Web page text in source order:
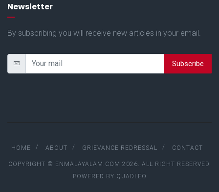
Newsletter
By subscribing you will receive new articles in your email.
Subscribe
HOME ABOUT GRIEVANCE REDRESSAL CONTACT
COPYRIGHT © ENMALAYALAM.COM 2026. ALL RIGHT RESERVED.
POWERED BY QUADLEO